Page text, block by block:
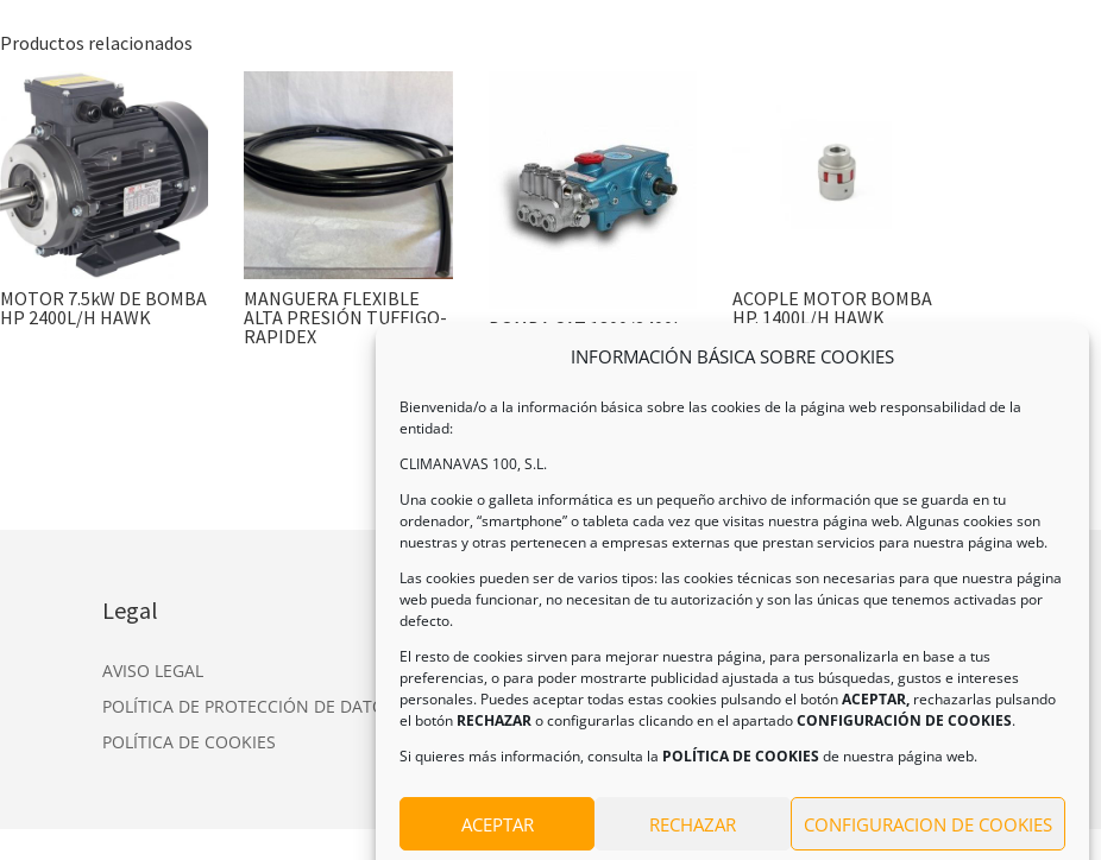
INFORMACIÓN BÁSICA SOBRE COOKIES
Bienvenida/o a la información básica sobre las cookies de la página web responsabilidad de la
entidad:
CLIMANAVAS 100, S.L.
Una cookie o galleta informática es un pequeño archivo de información que se guarda en tu
ordenador, “smartphone” o tableta cada vez que visitas nuestra página web. Algunas cookies son
nuestras y otras pertenecen a empresas externas que prestan servicios para nuestra página web.
Las cookies pueden ser de varios tipos: las cookies técnicas son necesarias para que nuestra página
web pueda funcionar, no necesitan de tu autorización y son las únicas que tenemos activadas por
defecto.
El resto de cookies sirven para mejorar nuestra página, para personalizarla en base a tus
preferencias, o para poder mostrarte publicidad ajustada a tus búsquedas, gustos e intereses
personales. Puedes aceptar todas estas cookies pulsando el botónACEPTAR, rechazarlas pulsando
el botón RECHAZARo configurarlas clicando en el apartadoCONFIGURACIÓN DE COOKIES.
Si quieres más información, consulta la POLÍTICA DE COOKIESde nuestra página web.
ACEPTAR RECHAZAR CONFIGURACION DE COOKIES
Productos relacionados
MOTOR 7.5kW DE BOMBA
HP 2400L/H HAWK
MANGUERA FLEXIBLE
ALTA PRESIÓN TUFFIGO-
RAPIDEX
BOMBA CAT 1800/2400L
ACOPLE MOTOR BOMBA
HP. 1400L/H HAWK
Legal
AVISO LEGAL
POLÍTICA DE PROTECCIÓN DE DATOS
POLÍTICA DE COOKIES
Información de Contacto
Dirección:C/ Iglesia, 17 – CP 02246
Navas de Jorquera – Albacete (España)
Tel:(+34) 967 48 22 15
Email:
info@climanavas.com